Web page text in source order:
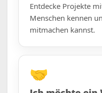
Entdecke Projekte
Menschen kennen
mitmachen kannst.
🤝